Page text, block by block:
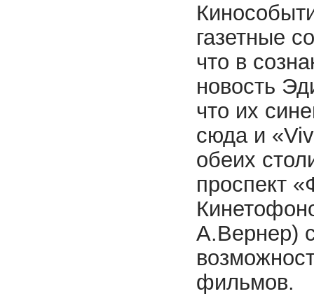
газетные
что в
новость
что их
сюда и
обеих
проспект
А.Вернер)
фильмов.